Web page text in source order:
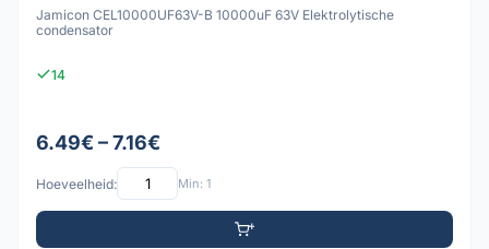
Jamicon CEL10000UF63V-B 10000uF 63V Elektrolytische
condensator
14
6.49€ – 7.16€
Hoeveelheid: Min: 1